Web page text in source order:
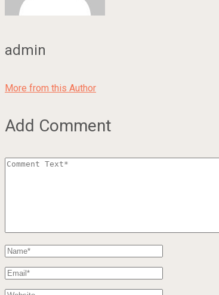
admin
More from this Author
Add Comment